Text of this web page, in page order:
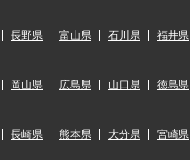
長野県 富山県 石川県 福井県
岡山県 広島県 山口県 徳島県
長崎県 熊本県 大分県 宮崎県